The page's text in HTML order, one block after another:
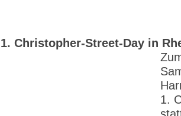
1. Christopher-Street-Day in
1.